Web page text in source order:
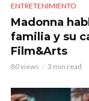
ENTRETENIMIENTO
Madonna
familia y su
Film&Arts
80 views 3 min read